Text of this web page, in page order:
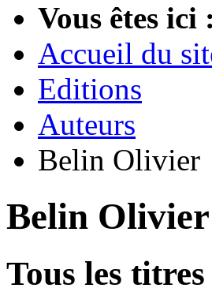
Vous êtes ici :
Accueil du
Editions
Auteurs
Belin Olivier
Belin Olivier
Tous les